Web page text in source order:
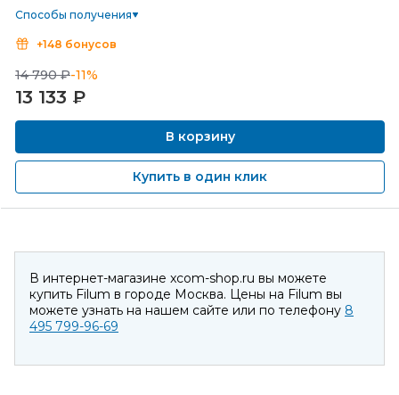
Способы получения
+148 бонусов
14 790 ₽-11%
13 133 ₽
В корзину
Купить в один клик
В интернет-магазине xcom-shop.ru вы можете
купить Filum в городе Москва. Цены на Filum вы
можете узнать на нашем сайте или по телефону 8
495 799-96-69